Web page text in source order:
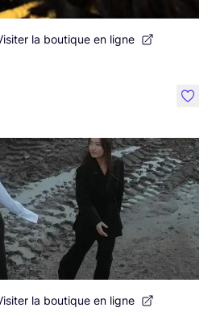
la boutique en ligne
la boutique en ligne
like